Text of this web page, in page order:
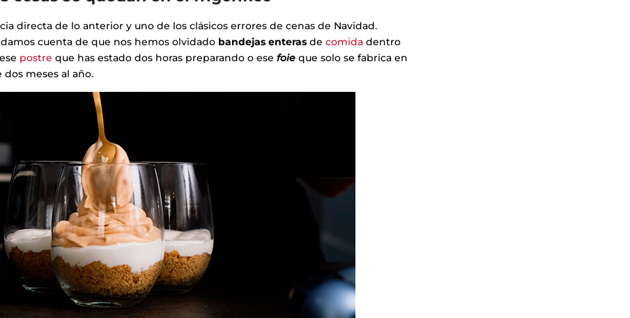
directa de lo anterior y uno de los clásicos errores de cenas de Navidad.
cuenta de que nos hemos olvidado bandejas enteras decomida dentro
postre que has estado dos horas preparando o esefoie que solo se fabrica en
meses al año.